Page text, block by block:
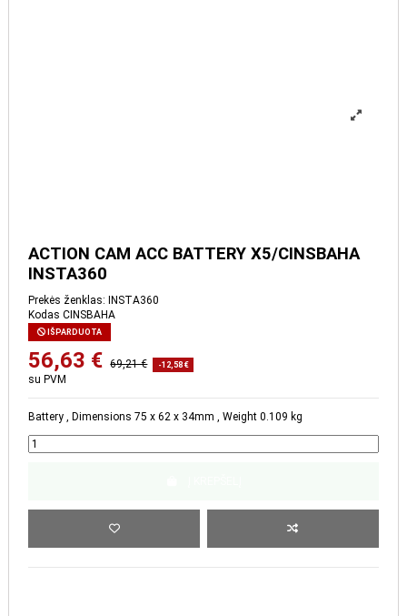
ACTION CAM ACC BATTERY X5/CINSBAHA
INSTA360
Prekės ženklas: INSTA360
Kodas CINSBAHA
IŠPARDUOTA
56,63 € 69,21 € -12,58 €
su PVM
Battery , Dimensions 75 x 62 x 34mm , Weight 0.109 kg